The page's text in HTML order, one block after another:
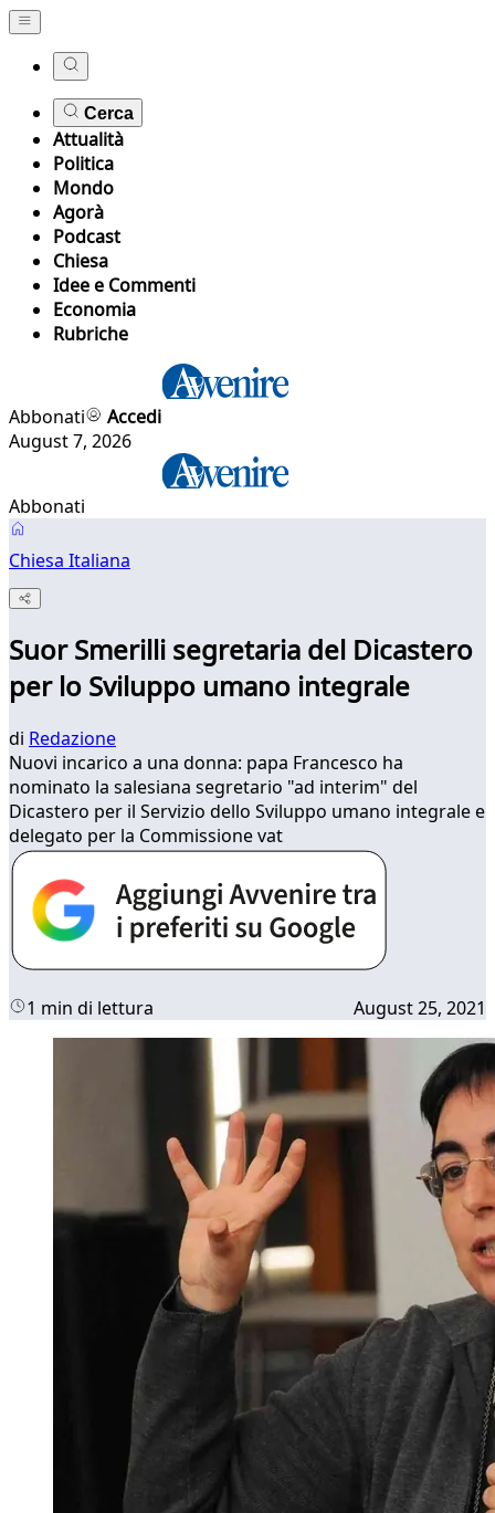
Cerca
Attualità
Politica
Mondo
Agorà
Podcast
Chiesa
Idee e Commenti
Economia
Rubriche
Abbonati
Accedi
August 7, 2026
Abbonati
Chiesa Italiana
Suor Smerilli segretaria del Dicastero
per lo Sviluppo umano integrale
di Redazione
Nuovi incarico a una donna: papa Francesco ha
nominato la salesiana segretario "ad interim" del
Dicastero per il Servizio dello Sviluppo umano integrale e
delegato per la Commissione vat
1 min di lettura August 25, 2021